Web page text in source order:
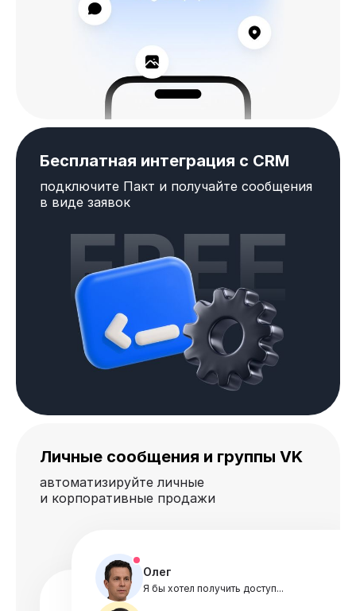
Бесплатная интеграция с CRM
подключите Пакт и получайте сообщения
в виде заявок
Личные сообщения и группы VK
автоматизируйте личные
и корпоративные продажи
Олег
Я бы хотел получить доступ...